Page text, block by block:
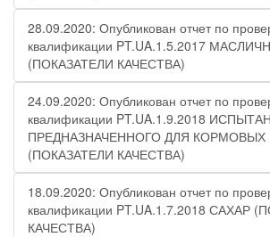
28.09.2020: Опубликован отчет по
квалификации PT.UA.1.5.2017
(ПОКАЗАТЕЛИ КАЧЕСТВА)
24.09.2020: Опубликован отчет по
квалификации PT.UA.1.9.2018
ПРЕДНАЗНАЧЕННОГО ДЛЯ КОРМОВЫХ
(ПОКАЗАТЕЛИ КАЧЕСТВА)
18.09.2020: Опубликован отчет по
квалификации PT.UA.1.7.2018 САХАР
КАЧЕСТВА)